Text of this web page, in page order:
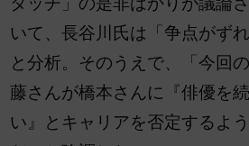
いて、長谷川氏は「争点がず
と分析。そのうえで、「今回
藤さんが橋本さんに『俳優を
い』とキャリアを否定するよ